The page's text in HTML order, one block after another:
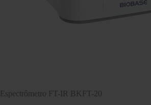
Espectrômetro FT-IR BKFT-20